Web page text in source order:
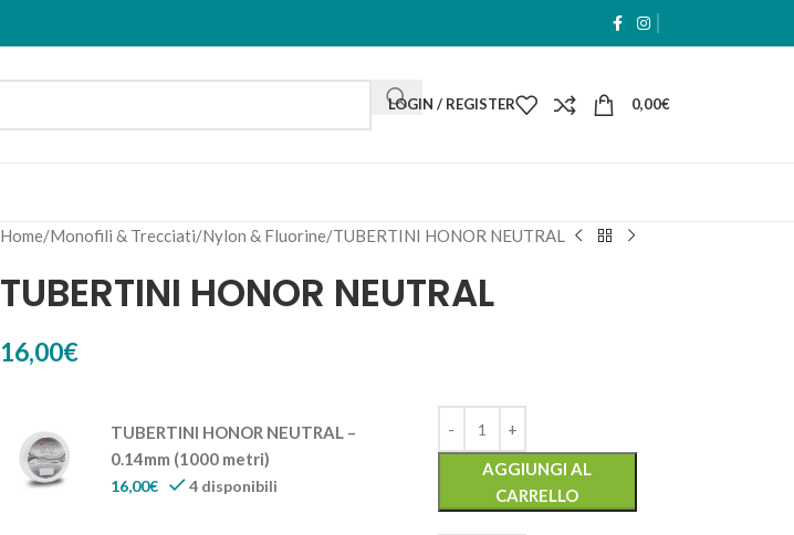
LOGIN / REGISTER 0,00€
Home Monofili & Trecciati Nylon & Fluorine TUBERTINI HONOR NEUTRAL
TUBERTINI HONOR NEUTRAL
16,00€
TUBERTINI HONOR NEUTRAL –
0.14mm (1000 metri)
16,00€ 4 disponibili
AGGIUNGI AL
CARRELLO